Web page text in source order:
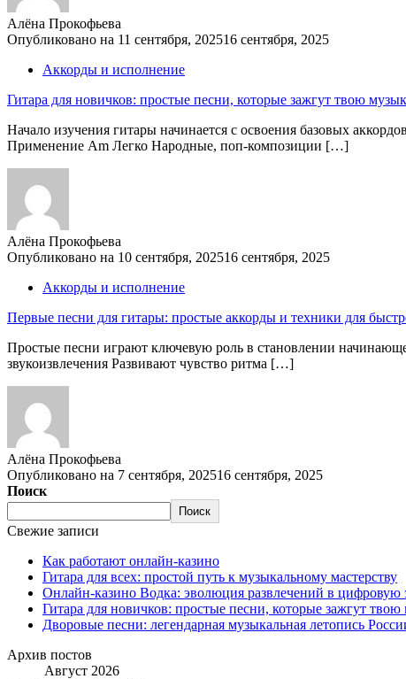
Алёна Прокофьева
Опубликовано на 11 сентября, 202516 сентября, 2025
Аккорды и исполнение
Гитара для новичков: простые песни, которые зажгут твою
Начало изучения гитары начинается с освоения базовых
Применение Am Легко Народные, поп-композиции […]
Алёна Прокофьева
Опубликовано на 10 сентября, 202516 сентября, 2025
Аккорды и исполнение
Первые песни для гитары: простые аккорды и техники для
Простые песни играют ключевую роль в становлении
звукоизвлечения Развивают чувство ритма […]
Алёна Прокофьева
Опубликовано на 7 сентября, 202516 сентября, 2025
Поиск
Поиск
Свежие записи
Как работают онлайн-казино
Гитара для всех: простой путь к музыкальному мастерству
Онлайн-казино Водка: эволюция развлечений в цифровую
Гитара для новичков: простые песни, которые зажгут
Дворовые песни: легендарная музыкальная летопись
Архив постов
Август 2026